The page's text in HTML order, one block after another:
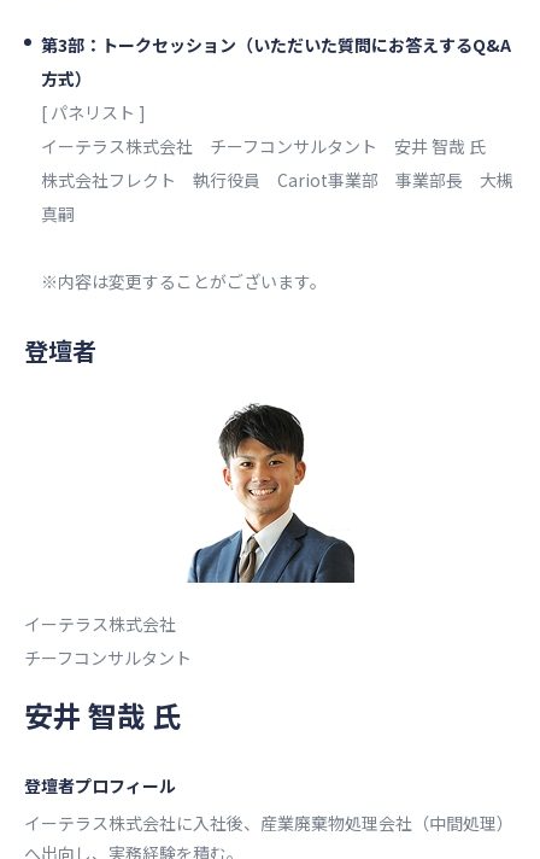
第3部：トークセッション（いただいた質問にお答えするQ&A
方式）
[ パネリスト ]
イーテラス株式会社 チーフコンサルタント 安井 智哉 氏
株式会社フレクト 執行役員 Cariot事業部 事業部長 大槻
真嗣
※内容は変更することがございます。
登壇者
イーテラス株式会社
チーフコンサルタント
安井 智哉 氏
登壇者プロフィール
イーテラス株式会社に入社後、産業廃棄物処理会社（中間処理）
へ出向し、実務経験を積む。